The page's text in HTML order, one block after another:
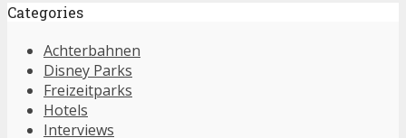
Categories
Achterbahnen
Disney Parks
Freizeitparks
Hotels
Interviews